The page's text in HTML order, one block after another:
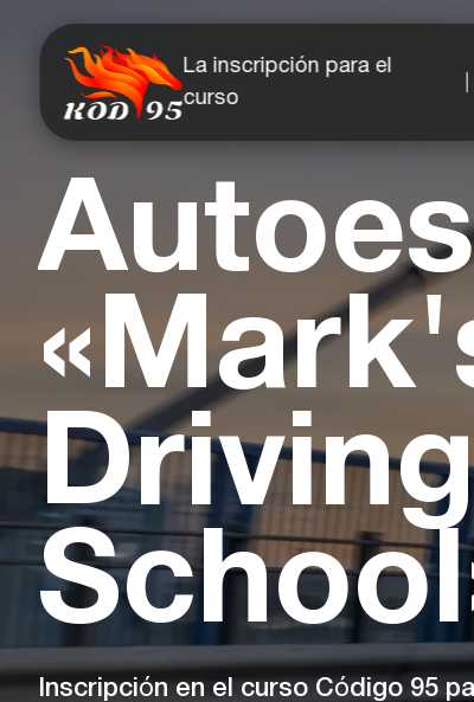
La inscripción para el
curso
Inscripción en el curso Código 95